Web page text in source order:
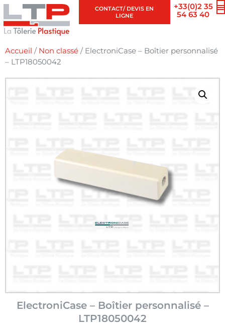
CONTACT/ DEVIS EN
LIGNE
+33(0)2 35
54 63 40
Accueil / Non classé / ElectroniCase – Boîtier personnalisé
– LTP18050042
ElectroniCase – Boîtier personnalisé –
LTP18050042